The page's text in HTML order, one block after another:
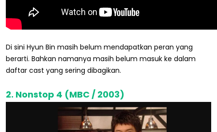
Di sini Hyun Bin masih belum mendapatkan peran yang
berarti. Bahkan namanya masih belum masuk ke dalam
daftar cast yang sering dibagikan.
2. Nonstop 4 (MBC / 2003)